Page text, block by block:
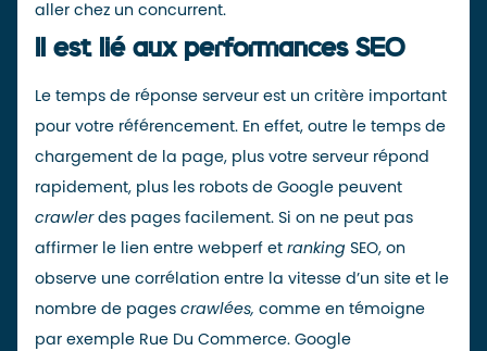
aller chez un concurrent.
Il est lié aux performances SEO
Le temps de réponse serveur est un critère important
pour votre référencement. En effet, outre le temps de
chargement de la page, plus votre serveur répond
rapidement, plus les robots de Google peuvent
crawler des pages facilement. Si on ne peut pas
affirmer le lien entre webperf et ranking SEO, on
observe une corrélation entre la vitesse d’un site et le
nombre de pages crawlées, comme en témoigne
par exemple Rue Du Commerce. Google